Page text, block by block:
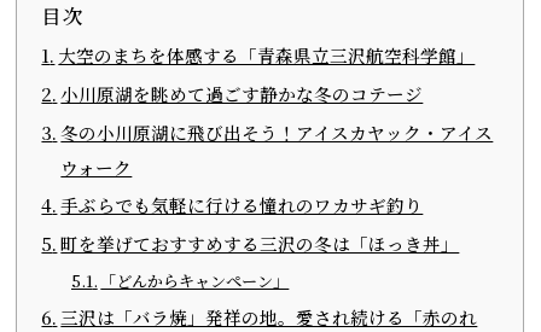
目次
大空のまちを体感する「青森県立三沢航空科学館」
小川原湖を眺めて過ごす静かな冬のコテージ
冬の小川原湖に飛び出そう！アイスカヤック・アイス
ウォーク
手ぶらでも気軽に行ける憧れのワカサギ釣り
町を挙げておすすめする三沢の冬は「ほっき丼」
「どんからキャンペーン」
三沢は「バラ焼」発祥の地。愛され続ける「赤のれ